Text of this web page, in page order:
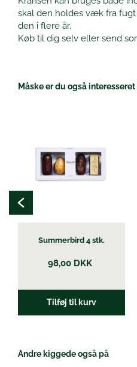
skal den holdes væk fra
den i flere år.
Køb til dig selv eller send
Måske er du også interesseret
Summerbird 4 stk.
98,00 DKK
Tilføj til kurv
Andre kiggede også på